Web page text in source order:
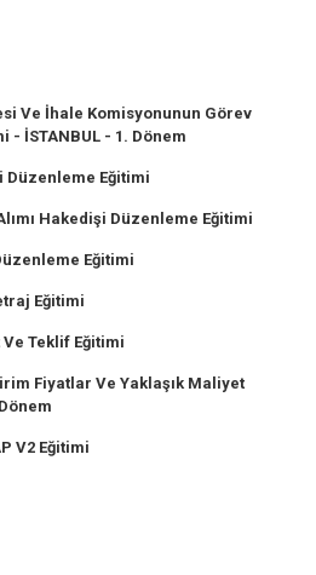
Ve İhale Komisyonunun Görev
- İSTANBUL - 1. Dönem
Düzenleme Eğitimi
Hakedişi Düzenleme Eğitimi
Eğitimi
Eğitimi
Teklif Eğitimi
Fiyatlar Ve Yaklaşık Maliyet
V2 Eğitimi